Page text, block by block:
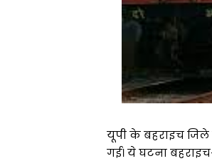
यूपी के बहराइच जिले
गई। ये घटना